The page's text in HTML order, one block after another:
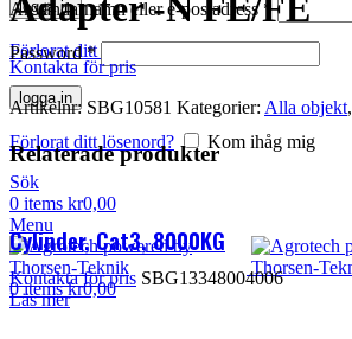
logga in
Förlorat ditt lösenord?
Användarnamn eller e-postadress*
Password*
logga in
Förlorat ditt lösenord?
Kom ihåg mig
Sök
0 items kr0,00
Menu
0items kr0,00
Adapter -N FE/FE
Kontakta för pris
Artikelnr: SBG10581 Kategorier: Alla objekt,
Relaterade produkter
Cylinder, Cat3, 8000KG
Kontakta för pris SBG13348004006
Läs mer